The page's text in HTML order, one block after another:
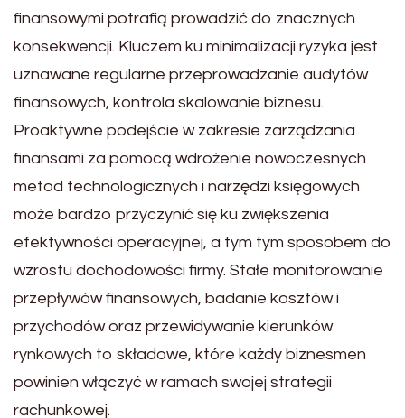
finansowymi potrafią prowadzić do znacznych
konsekwencji. Kluczem ku minimalizacji ryzyka jest
uznawane regularne przeprowadzanie audytów
finansowych, kontrola skalowanie biznesu.
Proaktywne podejście w zakresie zarządzania
finansami za pomocą wdrożenie nowoczesnych
metod technologicznych i narzędzi księgowych
może bardzo przyczynić się ku zwiększenia
efektywności operacyjnej, a tym tym sposobem do
wzrostu dochodowości firmy. Stałe monitorowanie
przepływów finansowych, badanie kosztów i
przychodów oraz przewidywanie kierunków
rynkowych to składowe, które każdy biznesmen
powinien włączyć w ramach swojej strategii
rachunkowej.